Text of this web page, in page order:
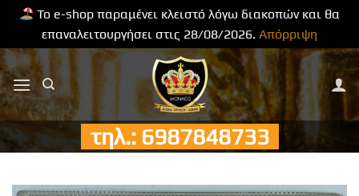
Το e-shop παραμένει κλειστό λόγω διακοπών και θα
επαναλειτουργήσει στις 28/08/2026. Απόρριψη
Μετάβαση
στο
περιεχόμενο
τηλ.: 6987848733